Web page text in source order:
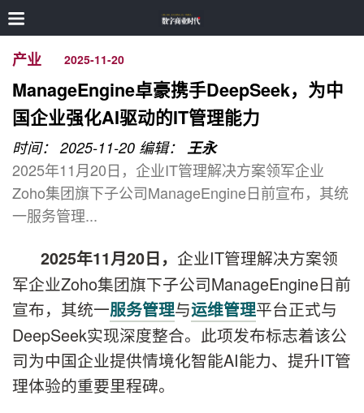
产业 2025-11-20
ManageEngine卓豪携手DeepSeek，为中
国企业强化AI驱动的IT管理能力
时间： 2025-11-20 编辑： 王永
2025年11月20日，企业IT管理解决方案领军企业
Zoho集团旗下子公司ManageEngine日前宣布，其统
一服务管理...
2025年11月20日， 企业IT管理解决方案领
军企业Zoho集团旗下子公司ManageEngine日前
宣布，其统一服务管理与运维管理平台正式与
DeepSeek实现深度整合。此项发布标志着该公
司为中国企业提供情境化智能AI能力、提升IT管
理体验的重要里程碑。